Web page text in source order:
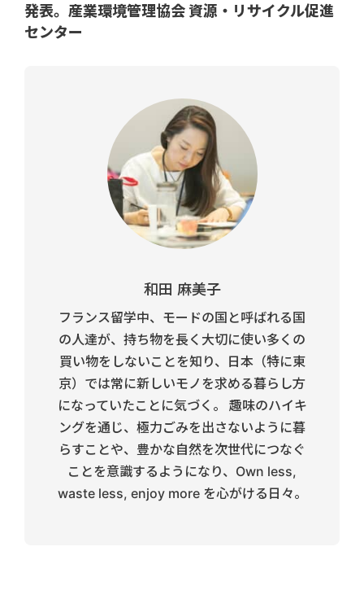
発表。産業環境管理協会 資源・リサイクル促進
センター
和田 麻美子
フランス留学中、モードの国と呼ばれる国
の人達が、持ち物を長く大切に使い多くの
買い物をしないことを知り、日本（特に東
京）では常に新しいモノを求める暮らし方
になっていたことに気づく。 趣味のハイキ
ングを通じ、極力ごみを出さないように暮
らすことや、豊かな自然を次世代につなぐ
ことを意識するようになり、Own less,
waste less, enjoy more を心がける日々。